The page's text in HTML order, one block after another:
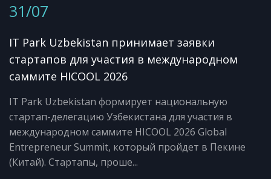
31/07
IT Park Uzbekistan принимает заявки
стартапов для участия в международном
саммите HICOOL 2026
IT Park Uzbekistan формирует национальную
стартап-делегацию Узбекистана для участия в
международном саммите HICOOL 2026 Global
Entrepreneur Summit, который пройдет в Пекине
(Китай). Стартапы, проше...